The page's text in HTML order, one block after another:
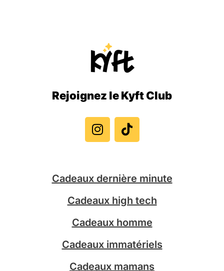
Rejoignez le Kyft Club
n
s
t
r
a
m
i
k
t
Cadeaux dernière minute
Cadeaux high tech
Cadeaux homme
Cadeaux immatériels
Cadeaux mamans